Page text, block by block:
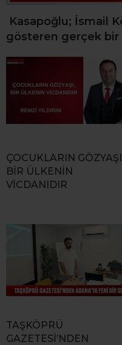
Kasapoğlu; İsmail
gösteren gerçek bir
ÇOCUKLARIN
BİR ÜLKENİN
VİCDANIDIR
TAŞKÖPRÜ
GAZETESİ’NDEN